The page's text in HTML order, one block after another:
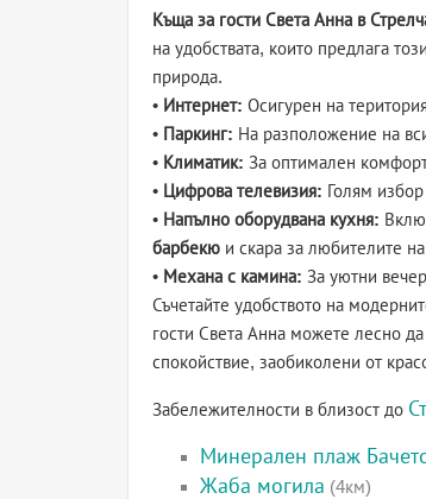
Къща за гости Света Анна в
на удобствата, които предлага
природа.
• Интернет: Осигурен на
• Паркинг: На разположение на
• Климатик: За оптимален
• Цифрова телевизия: Голям
• Напълно оборудвана кухня:
барбекю и скара за любителите
• Механа с камина: За уютни
Съчетайте удобството на
гости Света Анна можете лесно
спокойствие, заобиколени от
Забележителности в близост до
Минерален плаж
Жаба могила (4км)